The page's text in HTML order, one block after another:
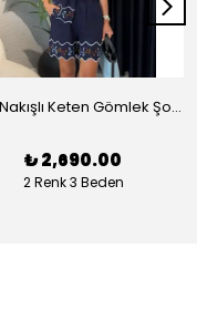
Luna Nakışlı Keten Gömlek Şort Takım - Lacivert
₺ 2,690.00
2 Renk 3 Beden